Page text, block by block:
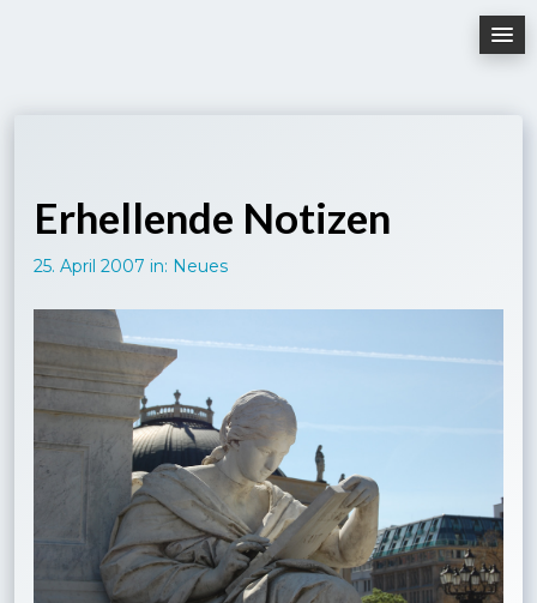
Erhellende Notizen
25. April 2007 in: Neues